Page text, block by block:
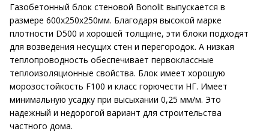
Газобетонный блок стеновой Bonolit выпускается в
размере 600х250х250мм. Благодаря высокой марке
плотности D500 и хорошей толщине, эти блоки подходят
для возведения несущих стен и перегородок. А низкая
теплопроводность обеспечивает первоклассные
теплоизоляционные свойства. Блок имеет хорошую
морозостойкость F100 и класс горючести НГ. Имеет
минимальную усадку при высыхании 0,25 мм/м. Это
надежный и недорогой вариант для строительства
частного дома.